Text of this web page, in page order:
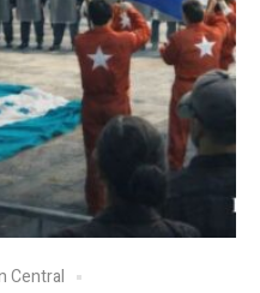
Central